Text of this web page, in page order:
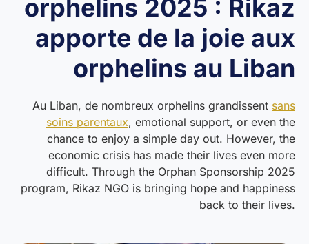
orphelins 2025 : Rikaz
apporte de la joie aux
orphelins au Liban
Au Liban, de nombreux orphelins grandissent sans
soins parentaux, emotional support, or even the
chance to enjoy a simple day out. However, the
economic crisis has made their lives even more
difficult. Through the Orphan Sponsorship 2025
program, Rikaz NGO is bringing hope and happiness
back to their lives.